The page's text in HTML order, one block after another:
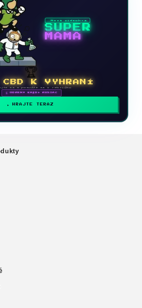
Nová videohra
SUPER
MAMA
🏆
K VYHRANÍ
sa a posuňte sa v rebríčku
🗓 ODMENY KAŽDÝ MESIAC
HRAJTE TERAZ